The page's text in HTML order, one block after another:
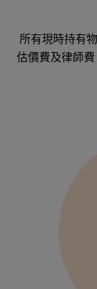
所有現時持有
估價費及律師